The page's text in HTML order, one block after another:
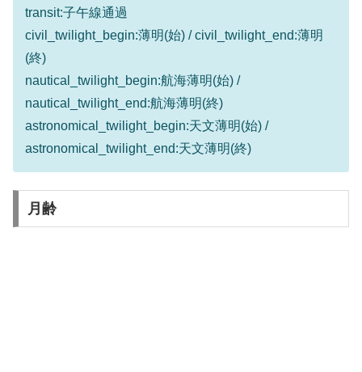
transit:子午線通過
civil_twilight_begin:薄明(始) / civil_twilight_end:薄明
(終)
nautical_twilight_begin:航海薄明(始) /
nautical_twilight_end:航海薄明(終)
astronomical_twilight_begin:天文薄明(始) /
astronomical_twilight_end:天文薄明(終)
月齢